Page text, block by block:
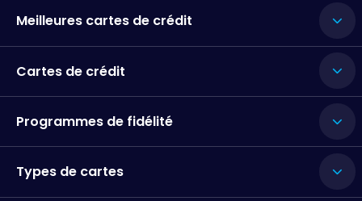
Meilleures cartes de crédit
Cartes de crédit
Programmes de fidélité
Types de cartes